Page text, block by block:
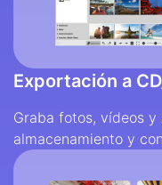
Exportación a
Graba fotos, vídeos y
almacenamiento y